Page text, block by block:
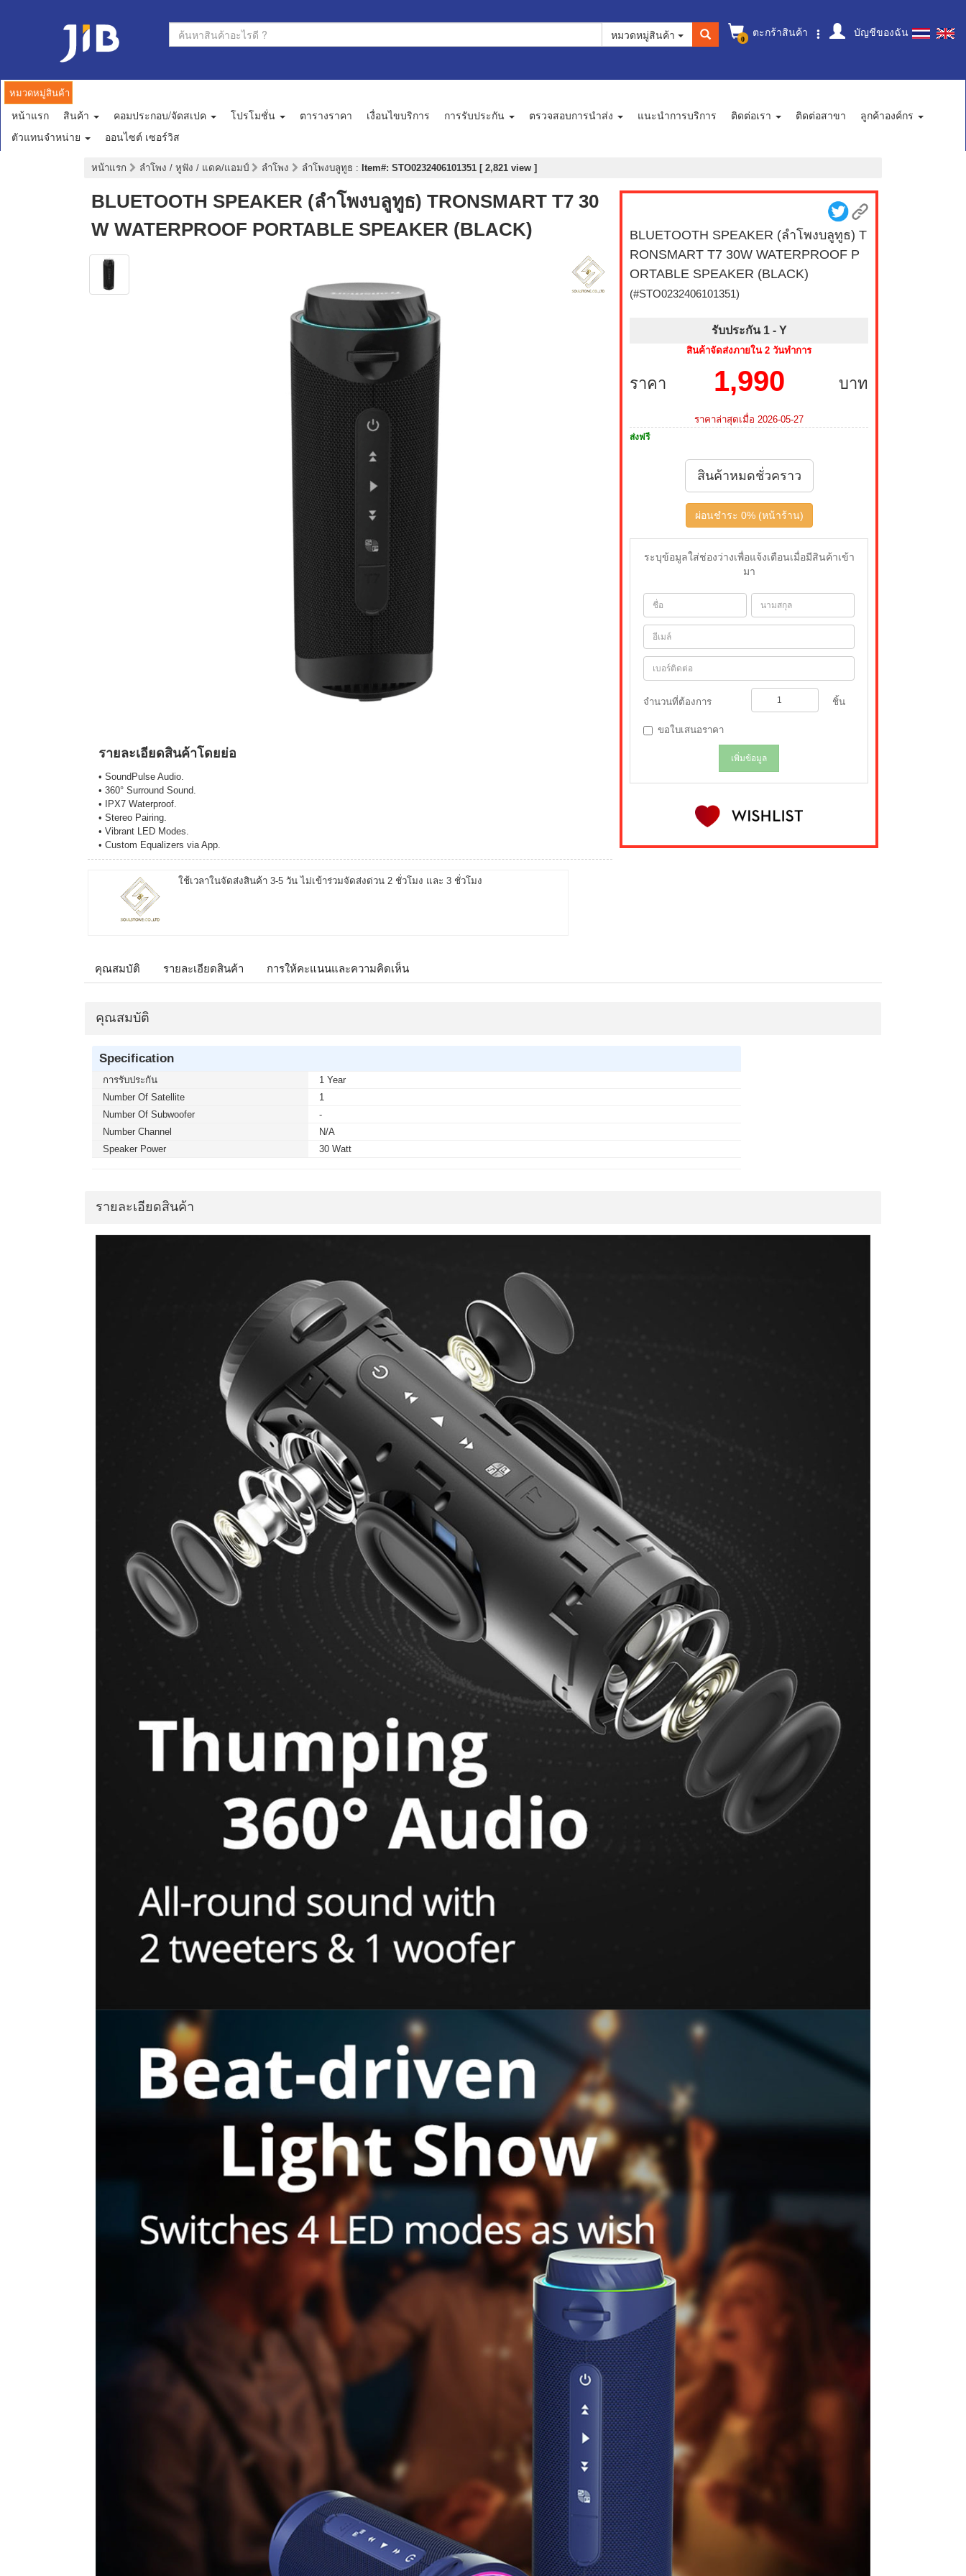
0 ตะกร้าสินค้า บัญชีของฉัน
หมวดหมู่สินค้า
หมวดหมู่สินค้า
หน้าแรก สินค้า คอมประกอบ/จัดสเปค โปรโมชั่น ตารางราคา เงื่อนไขบริการ การรับประกัน ตรวจสอบการนำส่ง แนะนำการบริการ ติดต่อเรา ติดต่อสาขา
ลูกค้าองค์กร
ตัวแทนจำหน่าย
ออนไซต์ เซอร์วิส
หน้าแรก ลำโพง / หูฟัง / แดค/แอมป์ ลำโพง ลำโพงบลูทูธ : Item#: STO0232406101351 [ 2,821 view ]
BLUETOOTH SPEAKER (ลำโพงบลูทูธ) TRONSMART T7 30
W WATERPROOF PORTABLE SPEAKER (BLACK)
รายละเอียดสินค้าโดยย่อ
• SoundPulse Audio.
• 360° Surround Sound.
• IPX7 Waterproof.
• Stereo Pairing.
• Vibrant LED Modes.
• Custom Equalizers via App.
ใช้เวลาในจัดส่งสินค้า 3-5 วัน ไม่เข้าร่วมจัดส่งด่วน 2 ชั่วโมง และ 3 ชั่วโมง
BLUETOOTH SPEAKER (ลำโพงบลูทูธ) T
RONSMART T7 30W WATERPROOF P
ORTABLE SPEAKER (BLACK)
(#STO0232406101351)
รับประกัน 1 - Y
สินค้าจัดส่งภายใน 2 วันทำการ
ราคา บาท
1,990
ราคาล่าสุดเมื่อ 2026-05-27
ส่งฟรี
สินค้าหมดชั่วคราว
ผ่อนชำระ 0% (หน้าร้าน)
ระบุข้อมูลใส่ช่องว่างเพื่อแจ้งเตือนเมื่อมีสินค้าเข้า
มา
จำนวนที่ต้องการ ชิ้น
ขอใบเสนอราคา
เพิ่มข้อมูล
คุณสมบัติ รายละเอียดสินค้า การให้คะแนนและความคิดเห็น
คุณสมบัติ
Specification
การรับประกัน
1 Year
Number Of Satellite
1
Number Of Subwoofer
-
Number Channel
N/A
Speaker Power
30 Watt
รายละเอียดสินค้า